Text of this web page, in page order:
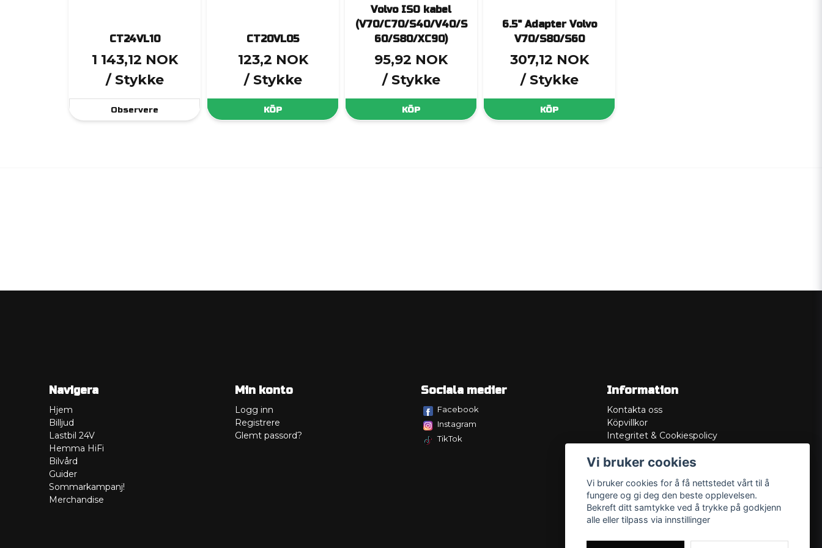
CT24VL10
1 143,12 NOK
/ Stykke
Observere
CT20VL05
123,2 NOK
/ Stykke
KÖP
Volvo ISO kabel
(V70/C70/S40/V40/S
60/S80/XC90)
95,92 NOK
/ Stykke
KÖP
6.5" Adapter Volvo
V70/S80/S60
307,12 NOK
/ Stykke
KÖP
Navigera
Hjem
Billjud
Lastbil 24V
Hemma HiFi
Bilvård
Guider
Sommarkampanj!
Merchandise
Min konto
Logg inn
Registrere
Glemt passord?
Sociala medier
Facebook
Instagram
TikTok
Information
Kontakta oss
Köpvillkor
Integritet & Cookiespolicy
Service/Garanti
Lådritning
Om oss
Vi bruker cookies
Vi bruker cookies for å få nettstedet vårt til å
fungere og gi deg den beste opplevelsen.
Bekreft ditt samtykke ved å trykke på godkjenn
alle eller tilpass via innstillinger